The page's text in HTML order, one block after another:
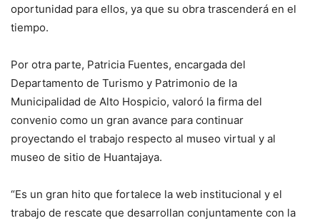
oportunidad para ellos, ya que su obra trascenderá en el
tiempo.
Por otra parte, Patricia Fuentes, encargada del
Departamento de Turismo y Patrimonio de la
Municipalidad de Alto Hospicio, valoró la firma del
convenio como un gran avance para continuar
proyectando el trabajo respecto al museo virtual y al
museo de sitio de Huantajaya.
“Es un gran hito que fortalece la web institucional y el
trabajo de rescate que desarrollan conjuntamente con la